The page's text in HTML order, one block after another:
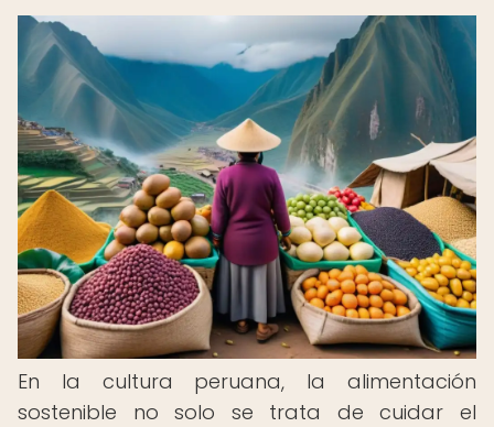
En la cultura peruana, la alimentación
sostenible no solo se trata de cuidar el